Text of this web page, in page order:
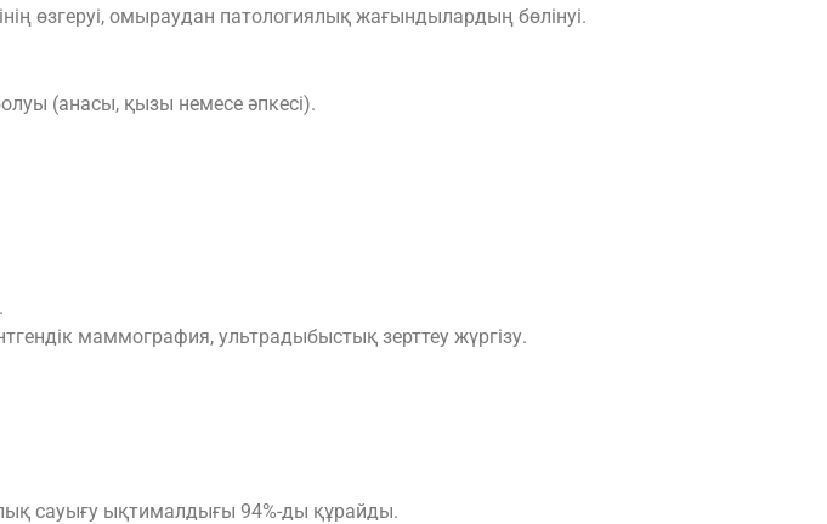
өзгеруі, омыраудан патологиялық жағындылардың бөлінуі.
(анасы, қызы немесе әпкесі).
маммография, ультрадыбыстық зерттеу жүргізу.
сауығу ықтималдығы 94%-ды құрайды.